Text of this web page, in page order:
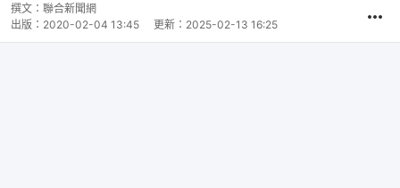
撰文： 聯合新聞網
出版： 2020-02-04 13:45 更新： 2025-02-13 16:25